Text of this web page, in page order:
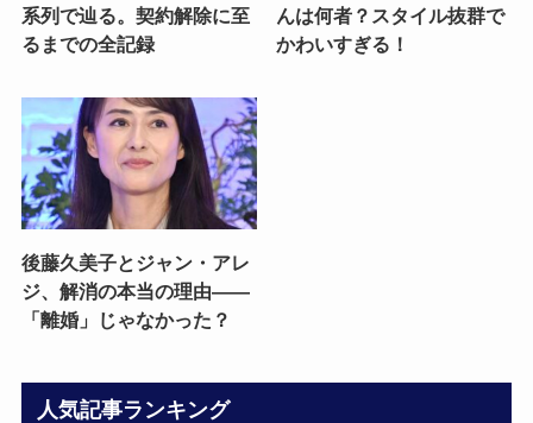
系列で辿る。契約解除に至
るまでの全記録
んは何者？スタイル抜群で
かわいすぎる！
後藤久美子とジャン・アレ
ジ、解消の本当の理由——
「離婚」じゃなかった？
人気記事ランキング